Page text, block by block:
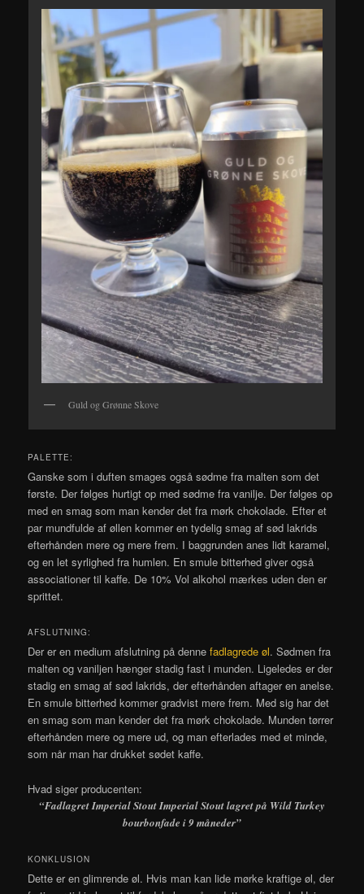
Guld og Grønne Skove
PALETTE:
Ganske som i duften smages også sødme fra malten som det
første. Der følges hurtigt op med sødme fra vanilje. Der følges op
med en smag som man kender det fra mørk chokolade. Efter et
par mundfulde af øllen kommer en tydelig smag af sød lakrids
efterhånden mere og mere frem. I baggrunden anes lidt karamel,
og en let syrlighed fra humlen. En smule bitterhed giver også
associationer til kaffe. De 10% Vol alkohol mærkes uden den er
sprittet.
AFSLUTNING:
Der er en medium afslutning på dennefadlagrede øl. Sødmen fra
malten og vaniljen hænger stadig fast i munden. Ligeledes er der
stadig en smag af sød lakrids, der efterhånden aftager en anelse.
En smule bitterhed kommer gradvist mere frem. Med sig har det
en smag som man kender det fra mørk chokolade. Munden tørrer
efterhånden mere og mere ud, og man efterlades med et minde,
som når man har drukket sødet kaffe.
Hvad siger producenten:
“Fadlagret Imperial Stout Imperial Stout lagret på Wild Turkey
bourbonfade i 9 måneder”
KONKLUSION
Dette er en glimrende øl. Hvis man kan lide mørke kraftige øl, der